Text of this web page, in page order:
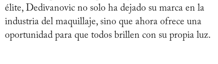
élite, Dedivanovic no solo ha dejado su marca en la
industria del maquillaje, sino que ahora ofrece una
oportunidad para que todos brillen con su propia luz.